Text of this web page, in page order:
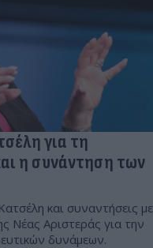
για τη
η συνάντηση των
και συναντήσεις με
Νέας Αριστεράς για την
δυνάμεων.